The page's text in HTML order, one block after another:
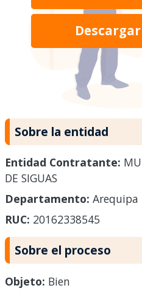
Sobre la entidad
Entidad Contratante:
DE SIGUAS
Departamento: Arequipa
RUC: 20162338545
Sobre el proceso
Objeto: Bien